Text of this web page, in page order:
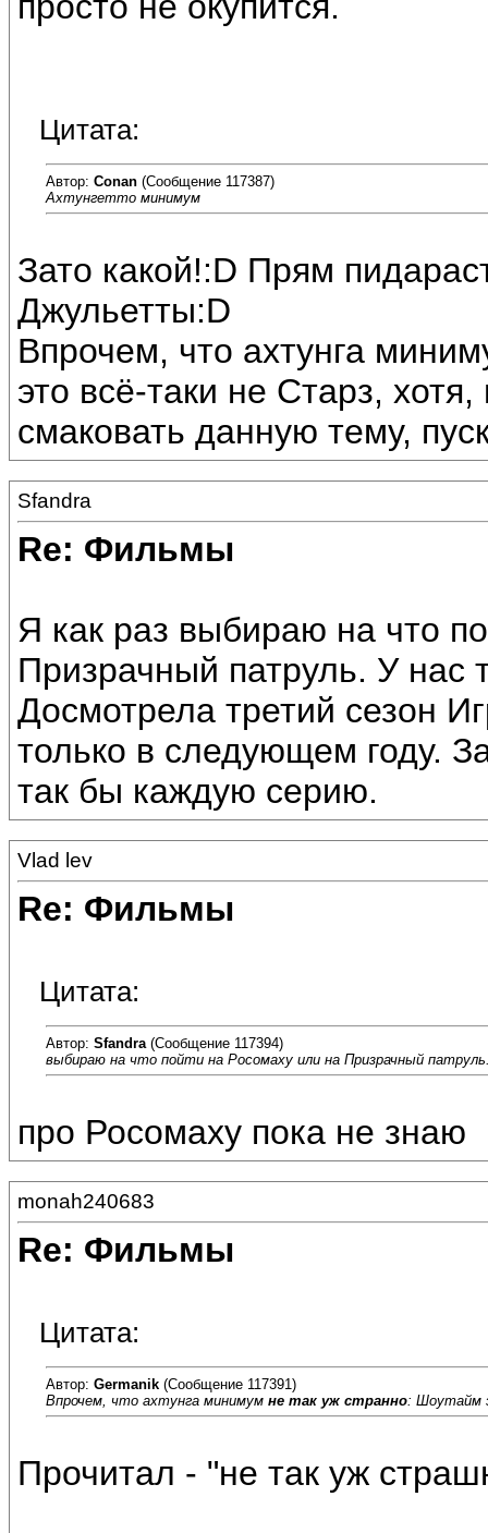
Цитата:
Автор: Conan (Сообщение 117387)
Ахтунгетто минимум
Зато какой!:D Прям
Джульетты:D
Впрочем, что ахтунга
это всё-таки не Старз,
смаковать данную тему,
Sfandra
Re: Фильмы
Я как раз выбираю на что
Призрачный патруль. У нас
Досмотрела третий сезон
только в следующем году.
так бы каждую серию.
Vlad lev
Re: Фильмы
Цитата:
Автор: Sfandra (Сообщение 117394)
выбираю на что пойти на Росомаху или на Призрачный
про Росомаху пока не знаю
monah240683
Re: Фильмы
Цитата:
Автор: Germanik (Сообщение 117391)
Впрочем, что ахтунга минимум не так уж странно: Шоутайм
Прочитал - "не так уж